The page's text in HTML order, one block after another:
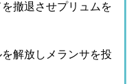
撤退させプリュムを
解放しメランサを投